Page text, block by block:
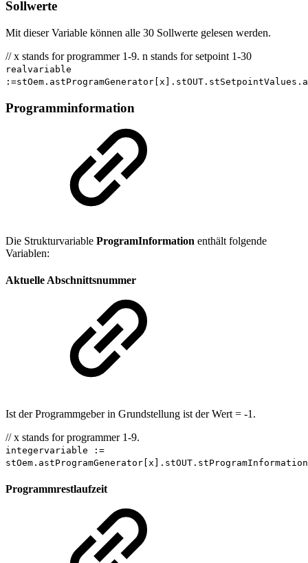
Sollwerte
Mit dieser Variable können alle 30 Sollwerte gelesen werden.
// x stands for programmer 1-9. n stands for setpoint 1-30
realvariable
Programminformation
Die Strukturvariable ProgramInformation enthält folgende
Variablen:
Aktuelle Abschnittsnummer
Ist der Programmgeber in Grundstellung ist der Wert = -1.
// x stands for programmer 1-9.
integervariable :=
Programmrestlaufzeit